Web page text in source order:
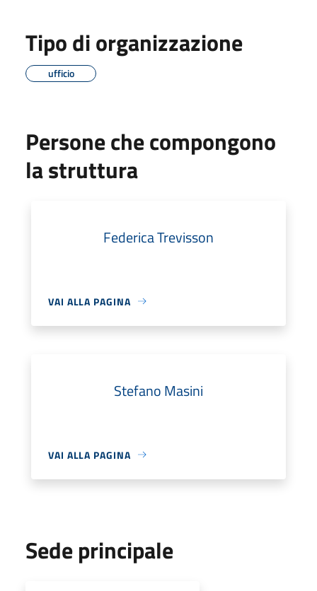
Tipo di organizzazione
ufficio
Persone che compongono
la struttura
Federica Trevisson
VAI ALLA PAGINA
Stefano Masini
VAI ALLA PAGINA
Sede principale